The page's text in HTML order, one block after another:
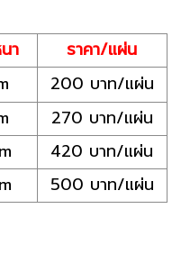
า
ราคา/แผ่น
200 บาท/แผ่น
270 บาท/แผ่น
420 บาท/แผ่น
500 บาท/แผ่น